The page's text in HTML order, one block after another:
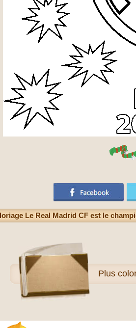
Le Real Madrid CF est le
Plus